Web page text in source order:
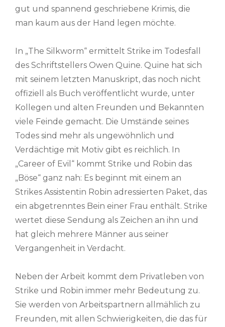
gut und spannend geschriebene Krimis, die
man kaum aus der Hand legen möchte.
In „The Silkworm“ ermittelt Strike im Todesfall
des Schriftstellers Owen Quine. Quine hat sich
mit seinem letzten Manuskript, das noch nicht
offiziell als Buch veröffentlicht wurde, unter
Kollegen und alten Freunden und Bekannten
viele Feinde gemacht. Die Umstände seines
Todes sind mehr als ungewöhnlich und
Verdächtige mit Motiv gibt es reichlich. In
„Career of Evil“ kommt Strike und Robin das
„Böse“ ganz nah: Es beginnt mit einem an
Strikes Assistentin Robin adressierten Paket, das
ein abgetrenntes Bein einer Frau enthält. Strike
wertet diese Sendung als Zeichen an ihn und
hat gleich mehrere Männer aus seiner
Vergangenheit in Verdacht.
Neben der Arbeit kommt dem Privatleben von
Strike und Robin immer mehr Bedeutung zu.
Sie werden von Arbeitspartnern allmählich zu
Freunden, mit allen Schwierigkeiten, die das für